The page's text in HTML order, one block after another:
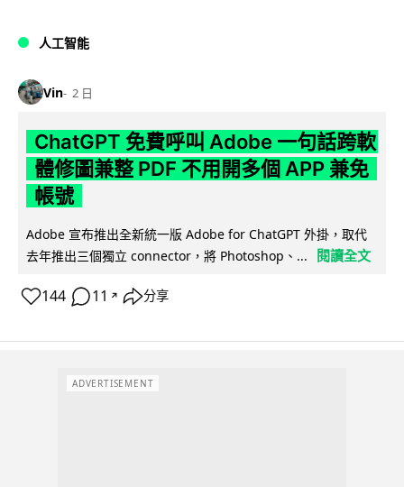
人工智能
Vin 2 日
ChatGPT 免費呼叫 Adobe 一句話跨軟
體修圖兼整 PDF 不用開多個 APP 兼免
帳號
Adobe 宣布推出全新統一版 Adobe for ChatGPT 外掛，取代
去年推出三個獨立 connector，將 Photoshop、...
閱讀全文
144 11 ↗ 分享
ADVERTISEMENT